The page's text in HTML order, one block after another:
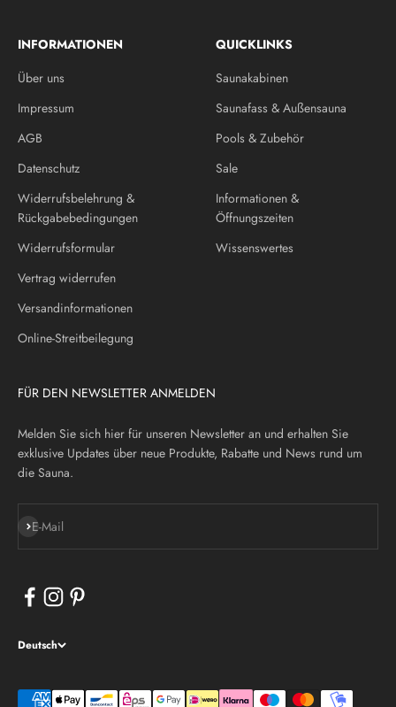
INFORMATIONEN
Über uns
Impressum
AGB
Datenschutz
Widerrufsbelehrung &
Rückgabebedingungen
Widerrufsformular
Vertrag widerrufen
Versandinformationen
Online-Streitbeilegung
QUICKLINKS
Saunakabinen
Saunafass & Außensauna
Pools & Zubehör
Sale
Informationen &
Öffnungszeiten
Wissenswertes
FÜR DEN NEWSLETTER ANMELDEN
Melden Sie sich hier für unseren Newsletter an und erhalten Sie
exklusive Updates über neue Produkte, Rabatte und News rund um
die Sauna.
E-Mail
Abonnieren
Deutsch